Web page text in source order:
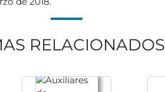
RELACIONADOS